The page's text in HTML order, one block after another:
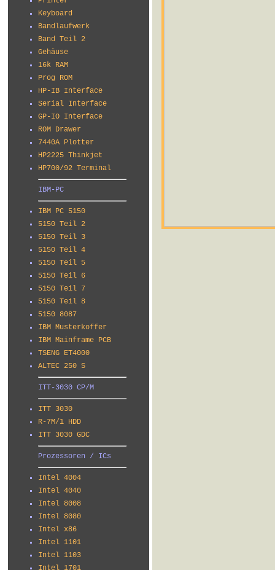
Keyboard
Bandlaufwerk
Band Teil 2
Gehäuse
16k RAM
Prog ROM
HP-IB Interface
Serial Interface
GP-IO Interface
ROM Drawer
7440A Plotter
HP2225 Thinkjet
HP700/92 Terminal
IBM-PC
IBM PC 5150
5150 Teil 2
5150 Teil 3
5150 Teil 4
5150 Teil 5
5150 Teil 6
5150 Teil 7
5150 Teil 8
5150 8087
IBM Musterkoffer
IBM Mainframe PCB
TSENG ET4000
ALTEC 250 S
ITT-3030 CP/M
ITT 3030
R-7M/1 HDD
ITT 3030 GDC
Prozessoren / ICs
Intel 4004
Intel 4040
Intel 8008
Intel 8080
Intel x86
Intel 1101
Intel 1103